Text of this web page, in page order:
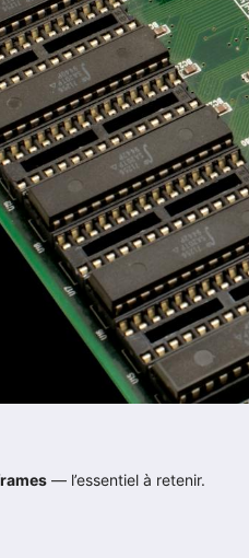
— l’essentiel à retenir.